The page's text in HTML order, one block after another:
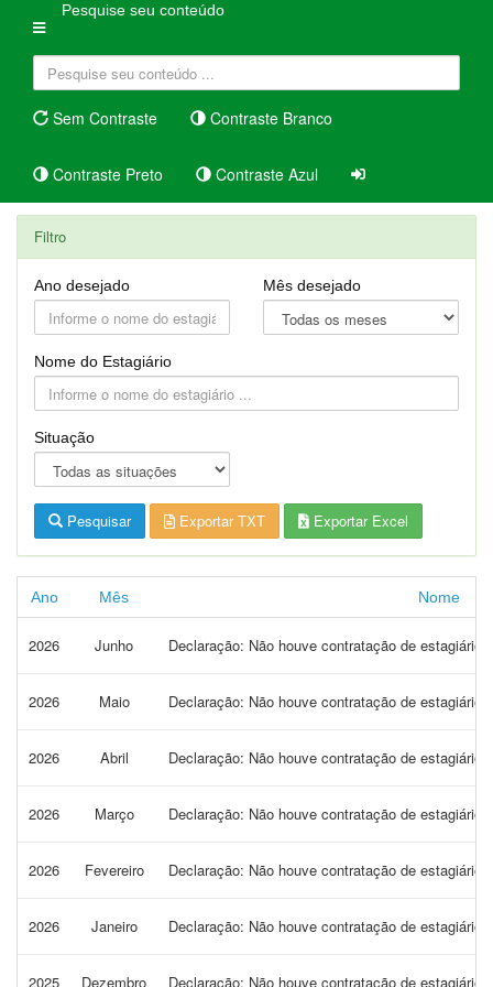
Pesquise seu conteúdo
Sem Contraste Contraste Branco
Contraste Preto Contraste Azul
Listagem de Estagiários
Filtro
Ano desejado Mês desejado
Nome do Estagiário
Situação
Pesquisar Exportar TXT Exportar Excel
Ano Mês Nome
2026 Junho Declaração: Não houve contratação de
2026 Maio Declaração: Não houve contratação de
2026 Abril Declaração: Não houve contratação de
2026 Março Declaração: Não houve contratação de
2026 Fevereiro Declaração: Não houve contratação de
2026 Janeiro Declaração: Não houve contratação de
2025 Dezembro Declaração: Não houve contratação de